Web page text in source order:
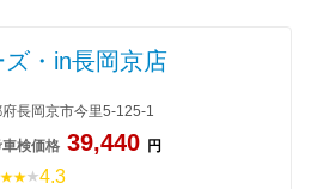
・in長岡京店
長岡京市今里5-125-1
検価格 39,440 円
4.3